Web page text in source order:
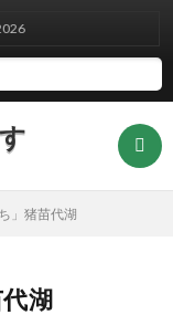
」猪苗代湖
湖